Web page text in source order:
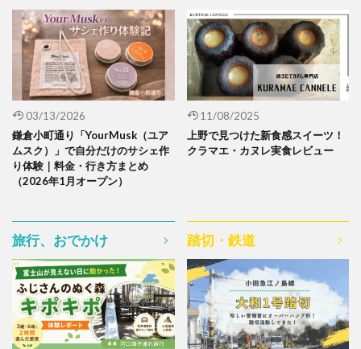
03/13/2026
鎌倉小町通り「YourMusk（ユア
ムスク）」で自分だけのサシェ作
り体験｜料金・行き方まとめ
（2026年1月オープン）
11/08/2025
上野で見つけた新食感スイーツ！
クラマエ・カヌレ実食レビュー
旅行、おでかけ 踏切・鉄道